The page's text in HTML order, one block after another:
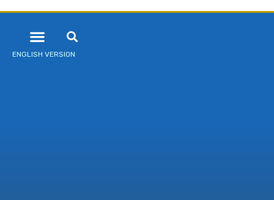
ENGLISH VERSION